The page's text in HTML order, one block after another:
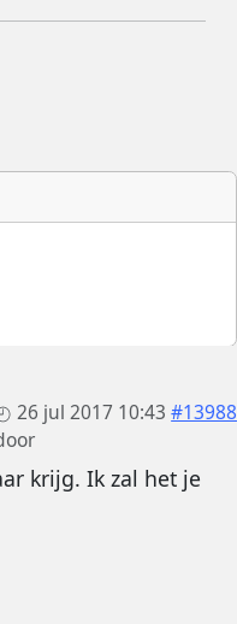
26 jul 2017 10:43 #13988
krijg. Ik zal het je